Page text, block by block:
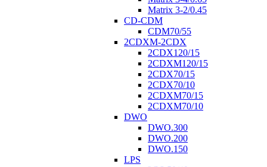
Matrix 3-2/0.45
CD-CDM
CDM70/55
2CDXM-2CDX
2CDX120/15
2CDXM120/15
2CDX70/15
2CDX70/10
2CDXM70/15
2CDXM70/10
DWO
DWO.300
DWO.200
DWO.150
LPS